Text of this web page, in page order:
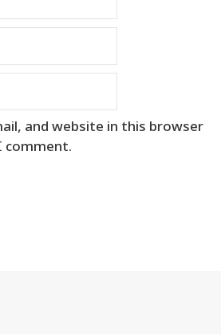
and website in this browser